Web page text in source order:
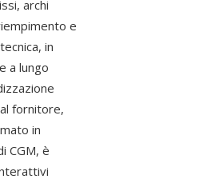
archi
e
in
a lungo
fornitore,
in
CGM, è